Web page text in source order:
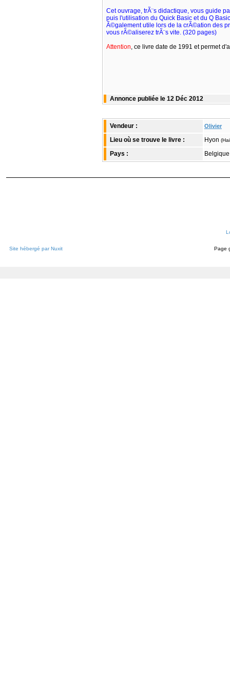
Cet ouvrage, trÃ¨s didactique, vous guide
puis l'utilisation du Quick Basic et du Q
Ã©galement utile lors de la crÃ©ation des
vous rÃ©aliserez trÃ¨s vite. (320 pages)
Attention, ce livre date de 1991 et permet
Annonce publiée le 12 Déc 2012
Vendeur : Olivier
Lieu où se trouve le livre : Hyon
Pays : Belgique
Site hébergé par Nuxit Page